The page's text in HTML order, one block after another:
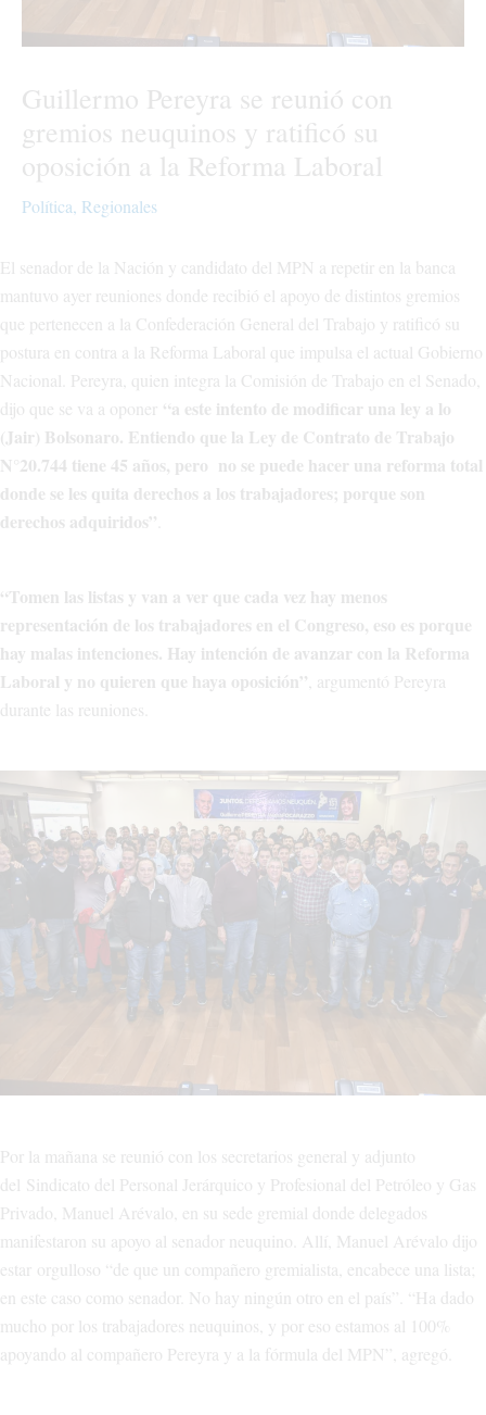
Guillermo Pereyra se reunió con
gremios neuquinos y ratificó su
oposición a la Reforma Laboral
Política, Regionales
El senador de la Nación y candidato del MPN a repetir en la banca
mantuvo ayer reuniones donde recibió el apoyo de distintos gremios
que pertenecen a la Confederación General del Trabajo y ratificó su
postura en contra a la Reforma Laboral que impulsa el actual Gobierno
Nacional. Pereyra, quien integra la Comisión de Trabajo en el Senado,
dijo que se va a oponer “a este intento de modificar una ley a lo
(Jair) Bolsonaro. Entiendo que la Ley de Contrato de Trabajo
N°20.744 tiene 45 años, pero no se puede hacer una reforma total
donde se les quita derechos a los trabajadores; porque son
derechos adquiridos”
“Tomen las listas y van a ver que cada vez hay menos
representación de los trabajadores en el Congreso, eso es porque
hay malas intenciones. Hay intención de avanzar con la Reforma
Laboral y no quieren que haya oposición” , argumentó Pereyra
durante las reuniones.
Por la mañana se reunió con los secretarios general y adjunto
del Sindicato del Personal Jerárquico y Profesional del Petróleo y Gas
Privado, Manuel Arévalo, en su sede gremial donde delegados
manifestaron su apoyo al senador neuquino. Allí, Manuel Arévalo dijo
estar orgulloso “de que un compañero gremialista, encabece una lista;
en este caso como senador. No hay ningún otro en el país”. “Ha dado
mucho por los trabajadores neuquinos, y por eso estamos al 100%
apoyando al compañero Pereyra y a la fórmula del MPN”, agregó.